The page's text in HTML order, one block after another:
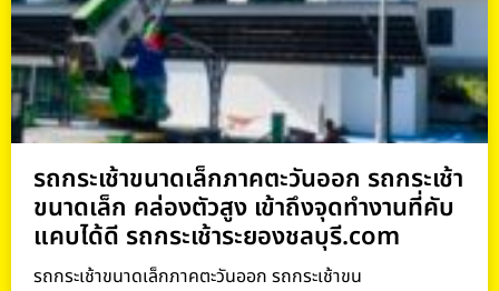
รถกระเช้าขนาดเล็กภาคตะวันออก รถกระเช้า
ขนาดเล็ก คล่องตัวสูง เข้าถึงจุดทำงานที่คับ
แคบได้ดี รถกระเช้าระยองชลบุรี.com
รถกระเช้าขนาดเล็กภาคตะวันออก รถกระเช้าขน